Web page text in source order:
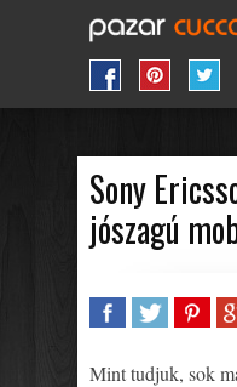
Sony
jószagú
Mint tudjuk, sok